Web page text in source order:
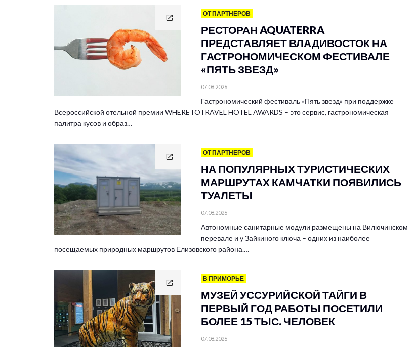
ОТ ПАРТНЕРОВ
РЕСТОРАН AQUATERRA
ПРЕДСТАВЛЯЕТ ВЛАДИВОСТОК НА
ГАСТРОНОМИЧЕСКОМ ФЕСТИВАЛЕ
«ПЯТЬ ЗВЕЗД»
07.08.2026
Гастрономический фестиваль «Пять звезд» при поддержке
Всероссийской отельной премии WHERETOTRAVEL HOTEL AWARDS – это сервис, гастрономическая
палитра кусов и образ…
ОТ ПАРТНЕРОВ
НА ПОПУЛЯРНЫХ ТУРИСТИЧЕСКИХ
МАРШРУТАХ КАМЧАТКИ ПОЯВИЛИСЬ
ТУАЛЕТЫ
07.08.2026
Автономные санитарные модули размещены на Вилючинском
перевале и у Зайкиного ключа – одних из наиболее
посещаемых природных маршрутов Елизовского района.…
В ПРИМОРЬЕ
МУЗЕЙ УССУРИЙСКОЙ ТАЙГИ В
ПЕРВЫЙ ГОД РАБОТЫ ПОСЕТИЛИ
БОЛЕЕ 15 ТЫС. ЧЕЛОВЕК
07.08.2026